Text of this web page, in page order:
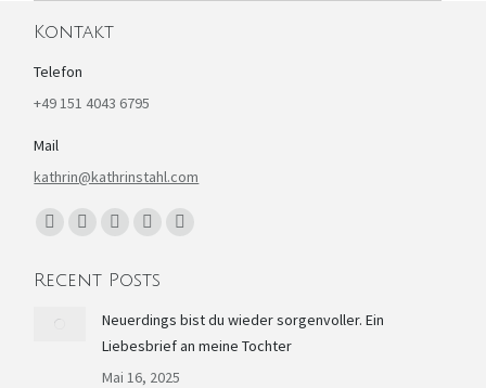
Kontakt
Telefon
+49 151 4043 6795
Mail
kathrin@kathrinstahl.com
Finden Sie uns auf:
opens
in
opens
new
window
opens
in
new
window
opens
in
new
window
opens
in
new
Recent Posts
Neuerdings bist du wieder sorgenvoller. Ein
Liebesbrief an meine Tochter
Mai 16, 2025